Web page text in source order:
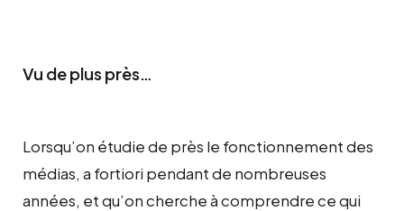
Vu de plus près…
Lorsqu’on étudie de près le fonctionnement des
médias, a fortiori pendant de nombreuses
années, et qu’on cherche à comprendre ce qui